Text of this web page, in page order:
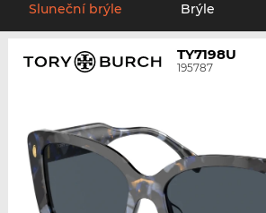
Sluneční brýle Brýle
TY7198U
195787